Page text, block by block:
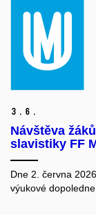
3. 6.
Návštěva
slavistiky FF
Dne 2. června
výukové